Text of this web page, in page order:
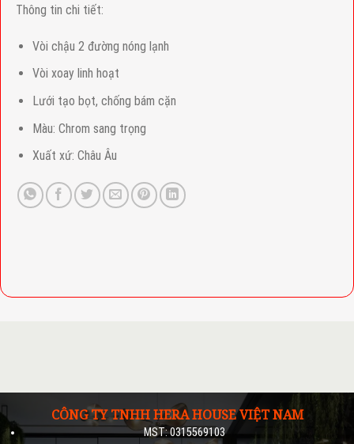
Thông tin chi tiết:
Vòi chậu 2 đường nóng lạnh
Vòi xoay linh hoạt
Lưới tạo bọt, chống bám cặn
Màu: Chrom sang trọng
Xuất xứ: Châu Âu
CÔNG TY TNHH HERA HOUSE VIỆT NAM
MST: 0315569103